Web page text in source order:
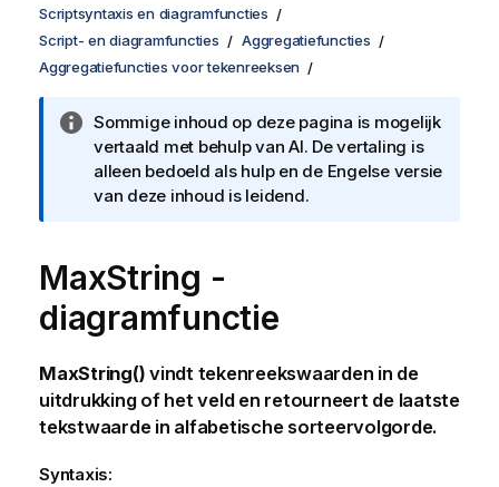
Scriptsyntaxis en diagramfuncties
Script- en diagramfuncties
Aggregatiefuncties
Aggregatiefuncties voor tekenreeksen
Sommige inhoud op deze pagina is mogelijk
vertaald met behulp van AI. De vertaling is
alleen bedoeld als hulp en de Engelse versie
van deze inhoud is leidend.
MaxString -
diagramfunctie
MaxString() vindt tekenreekswaarden in de
uitdrukking of het veld en retourneert de laatste
tekstwaarde in alfabetische sorteervolgorde.
Syntaxis: